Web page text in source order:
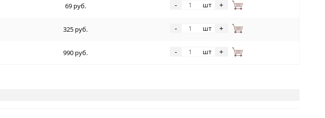
69 руб. - шт +
325 руб. - шт +
990 руб. - шт +